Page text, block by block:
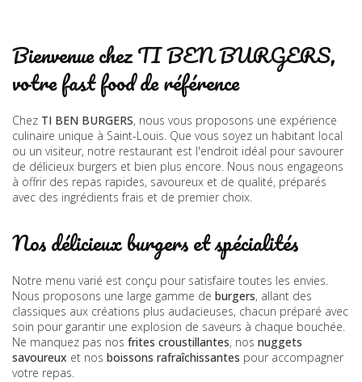
Bienvenue chez TI BEN BURGERS,
votre fast food de référence
Chez TI BEN BURGERS, nous vous proposons une expérience
culinaire unique à Saint-Louis. Que vous soyez un habitant local
ou un visiteur, notre restaurant est l'endroit idéal pour savourer
de délicieux burgers et bien plus encore. Nous nous engageons
à offrir des repas rapides, savoureux et de qualité, préparés
avec des ingrédients frais et de premier choix.
Nos délicieux burgers et spécialités
Notre menu varié est conçu pour satisfaire toutes les envies.
Nous proposons une large gamme de burgers, allant des
classiques aux créations plus audacieuses, chacun préparé avec
soin pour garantir une explosion de saveurs à chaque bouchée.
Ne manquez pas nos frites croustillantes, nos nuggets
savoureux et nos boissons rafraîchissantes pour accompagner
votre repas.